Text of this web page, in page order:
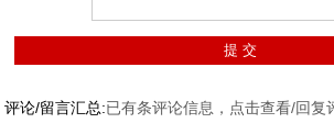
评论/留言汇总:已有条评论信息，点击查看/回复